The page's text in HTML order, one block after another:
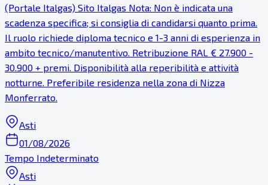
(Portale Italgas) Sito Italgas Nota: Non è indicata una
scadenza specifica; si consiglia di candidarsi quanto prima.
Il ruolo richiede diploma tecnico e 1-3 anni di esperienza in
ambito tecnico/manutentivo. Retribuzione RAL € 27.900 -
30.900 + premi. Disponibilità alla reperibilità e attività
notturne. Preferibile residenza nella zona di Nizza
Monferrato.
Asti
01/08/2026
Tempo Indeterminato
Asti